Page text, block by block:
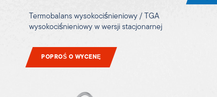
Termobalans wysokociśnieniowy / TGA
wysokociśnieniowy w wersji stacjonarnej
POPROŚ O WYCENĘ